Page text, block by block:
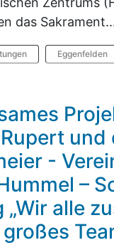
das
Eggenfelden
und
-
–
„Wir alle